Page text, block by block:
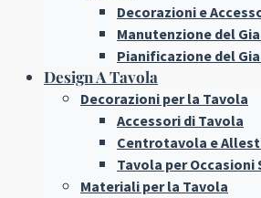
Decorazioni e
Manutenzione del
Pianificazione del
Design A Tavola
Decorazioni per la Tavola
Accessori di Tavola
Centrotavola e
Tavola per Occasioni
Materiali per la Tavola